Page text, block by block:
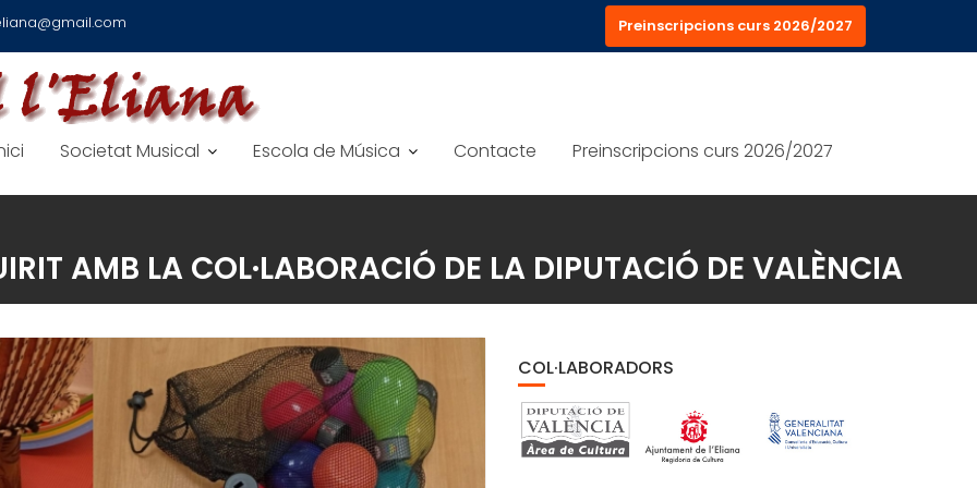
Preinscripcions curs 2026/2027
Societat Musical Escola de Música Contacte Preinscripcions curs 2026/2027
AMB LA COL·LABORACIÓ DE LA DIPUTACIÓ DE VALÈNCIA
COL·LABORADORS